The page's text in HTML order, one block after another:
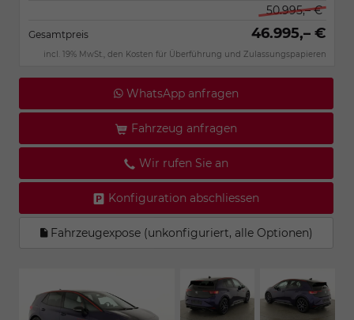
50.995,– €
Gesamtpreis 46.995,– €
incl. 19% MwSt., den Kosten für Überführung und Zulassungspapieren
WhatsApp anfragen
Fahrzeug anfragen
Wir rufen Sie an
Konfiguration abschliessen
Fahrzeugexpose (unkonfiguriert, alle Optionen)